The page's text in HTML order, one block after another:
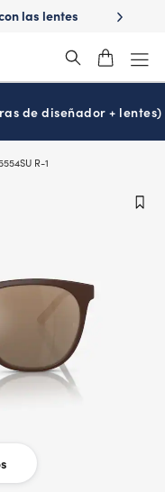
las lentes
¿Es
de diseñador + lentes)
R-1